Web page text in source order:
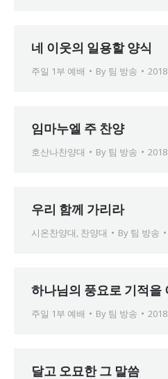
네 이웃의 일용할 양식
주일 1부 예배 By 팀 방송
임마누엘 주 찬양
호산나찬양대 By 팀 방송
우리 함께 가리라
시온찬양대, 찬양대 By 팀 방송
하나님의 풍요로 기적을
주일 1부 예배 By 팀 방송
달고 오묘한 그 말씀